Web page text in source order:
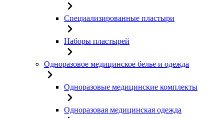
Специализированные пластыри
Наборы пластырей
Одноразовое медицинское белье и одежда
Одноразовые медицинские комплекты
Одноразовая медицинская одежда